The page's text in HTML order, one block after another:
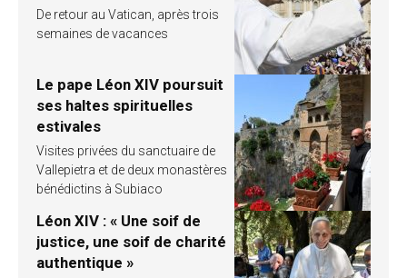
De retour au Vatican, après trois
semaines de vacances
Le pape Léon XIV poursuit
ses haltes spirituelles
estivales
Visites privées du sanctuaire de
Vallepietra et de deux monastères
bénédictins à Subiaco
Léon XIV : « Une soif de
justice, une soif de charité
authentique »